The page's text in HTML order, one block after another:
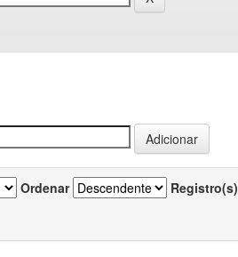
Ordenar Registro(s)